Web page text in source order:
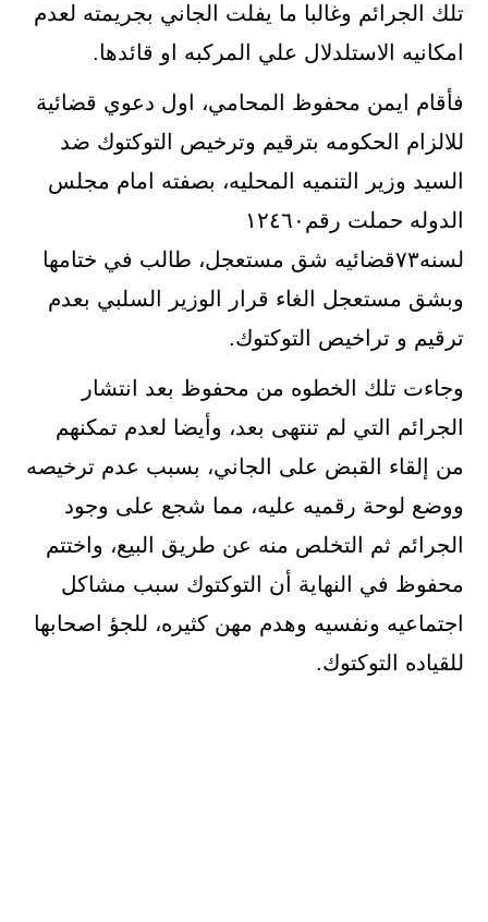
تلك الجرائم وغالبا ما يفلت الجاني بجريمته لعدم
امكانيه الاستلدلال علي المركبه او قائدها.
فأقام ايمن محفوظ المحامي، اول دعوي قضائية
للالزام الحكومه بترقيم وترخيص التوكتوك ضد
السيد وزير التنميه المحليه، بصفته امام مجلس
الدوله حملت رقم١٢٤٦٠
لسنه٧٣قضائيه شق مستعجل، طالب في ختامها
وبشق مستعجل الغاء قرار الوزير السلبي بعدم
ترقيم و تراخيص التوكتوك.
وجاءت تلك الخطوه من محفوظ بعد انتشار
الجرائم التي لم تنتهى بعد، وأيضا لعدم تمكنهم
من إلقاء القبض على الجاني، بسبب عدم ترخيصه
ووضع لوحة رقميه عليه، مما شجع على وجود
الجرائم ثم التخلص منه عن طريق البيع، واختتم
محفوظ في النهاية أن التوكتوك سبب مشاكل
اجتماعيه ونفسيه وهدم مهن كثيره، للجؤ اصحابها
للقياده التوكتوك.